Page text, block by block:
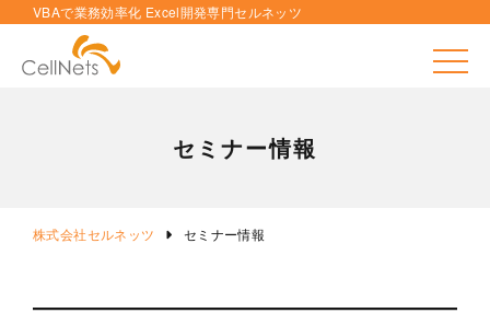
VBAで業務効率化 Excel開発専門セルネッツ
セミナー情報
株式会社セルネッツ セミナー情報